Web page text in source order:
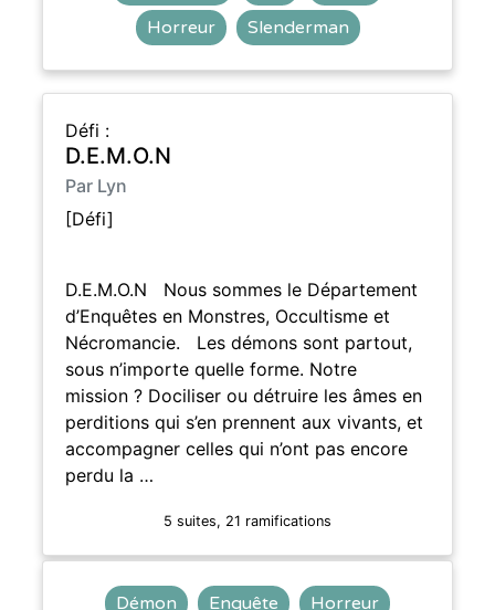
Horreur
Slenderman
Défi :
D.E.M.O.N
Par Lyn
[Défi]
D.E.M.O.N Nous sommes le Département
d’Enquêtes en Monstres, Occultisme et
Nécromancie. Les démons sont partout,
sous n’importe quelle forme. Notre
mission ? Dociliser ou détruire les âmes en
perditions qui s’en prennent aux vivants, et
accompagner celles qui n’ont pas encore
perdu la …
5 suites, 21 ramifications
Démon Enquête Horreur